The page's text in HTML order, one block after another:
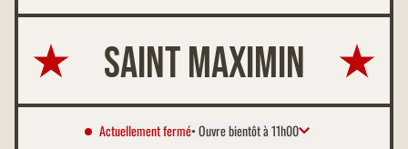
Saint Maximin
Actuellement fermé• Ouvre bientôt à 11h00